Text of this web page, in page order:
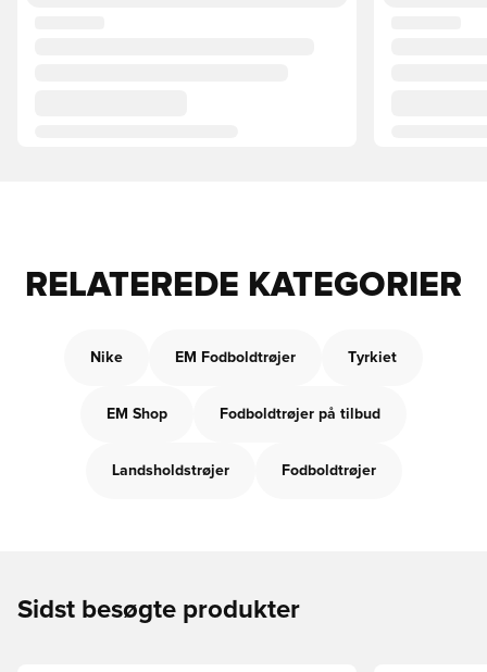
RELATEREDE KATEGORIER
Nike EM Fodboldtrøjer Tyrkiet
EM Shop Fodboldtrøjer på tilbud
Landsholdstrøjer Fodboldtrøjer
Sidst besøgte produkter